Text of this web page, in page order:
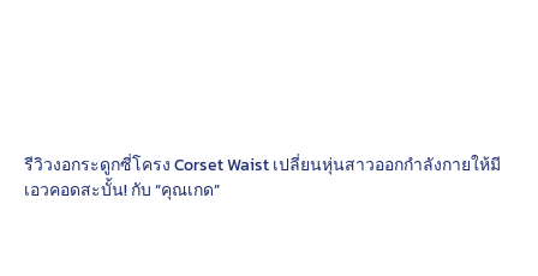
รีวิวงอกระดูกซี่โครง Corset Waist เปลี่ยนหุ่นสาวออกกำลังกายให้มี
เอวคอดสะบั้น! กับ “คุณเกด”